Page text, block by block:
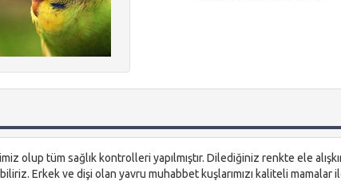
olup tüm sağlık kontrolleri yapılmıştır. Dilediğiniz renkte ele
Erkek ve dişi olan yavru muhabbet kuşlarımızı kaliteli mamalar